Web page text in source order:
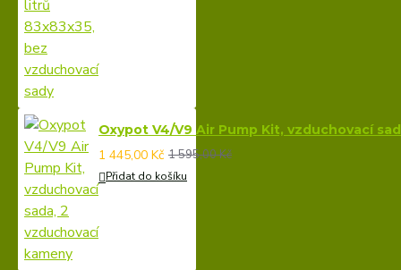
Oxypot V4/V9 Air Pump Kit, vzduchovací
1 445,00 Kč 1 595,00 Kč
Přidat do košíku